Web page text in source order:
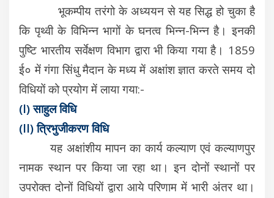
भूकम्पीय तरंगो के अध्ययन से यह सिद्ध हो चुका है
कि पृथ्वी के विभिन्न भागों के घनत्व भिन्न-भिन्न है। इनकी
पुष्टि भारतीय सर्वेक्षण विभाग द्वारा भी किया गया है। 1859
ई० में गंगा सिंधु मैदान के मध्य में अक्षांश ज्ञात करते समय दो
विधियों को प्रयोग में लाया गया:-
(l) साहुल विधि
(ll) त्रिभुजीकरण विधि
यह अक्षांशीय मापन का कार्य कल्याण एवं कल्याणपुर
नामक स्थान पर किया जा रहा था। इन दोनों स्थानों पर
उपरोक्त दोनों विधियों द्वारा आये परिणाम में भारी अंतर था।